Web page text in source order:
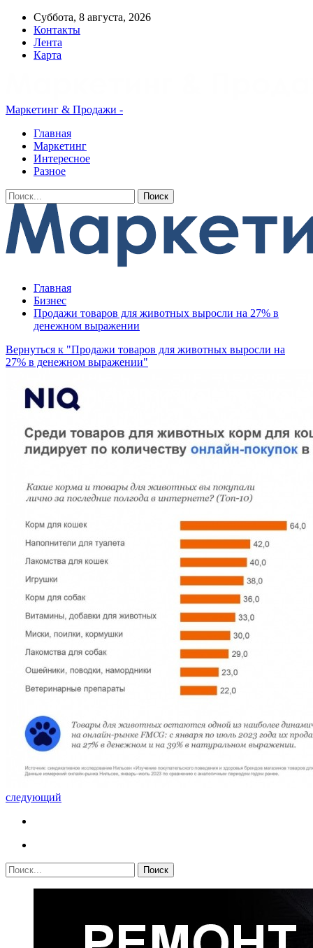
Суббота, 8 августа, 2026
Контакты
Лента
Карта
Маркетинг & Продажи -
Главная
Маркетинг
Интересное
Разное
Главная
Бизнес
Продажи товаров для животных выросли на 27% в
денежном выражении
Вернуться к "Продажи товаров для животных выросли на
27% в денежном выражении"
следующий